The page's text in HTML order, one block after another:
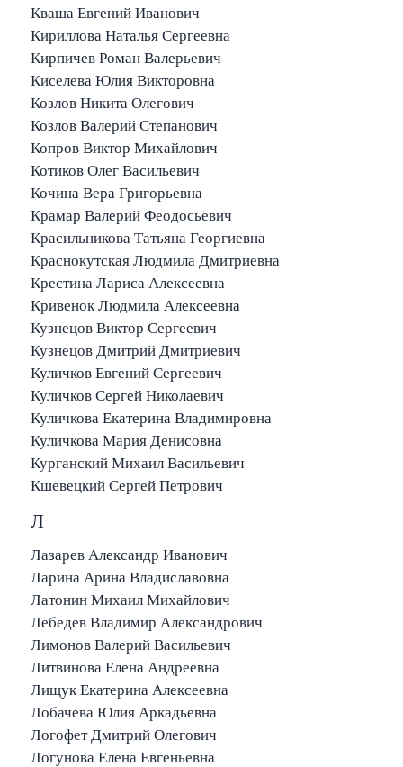
Кваша Евгений Иванович
Кириллова Наталья Сергеевна
Кирпичев Роман Валерьевич
Киселева Юлия Викторовна
Козлов Никита Олегович
Козлов Валерий Степанович
Копров Виктор Михайлович
Котиков Олег Васильевич
Кочина Вера Григорьевна
Крамар Валерий Феодосьевич
Красильникова Татьяна Георгиевна
Краснокутская Людмила Дмитриевна
Крестина Лариса Алексеевна
Кривенок Людмила Алексеевна
Кузнецов Виктор Сергеевич
Кузнецов Дмитрий Дмитриевич
Куличков Евгений Сергеевич
Куличков Сергей Николаевич
Куличкова Екатерина Владимировна
Куличкова Мария Денисовна
Курганский Михаил Васильевич
Кшевецкий Сергей Петрович
Л
Лазарев Александр Иванович
Ларина Арина Владиславовна
Латонин Михаил Михайлович
Лебедев Владимир Александрович
Лимонов Валерий Васильевич
Литвинова Елена Андреевна
Лищук Екатерина Алексеевна
Лобачева Юлия Аркадьевна
Логофет Дмитрий Олегович
Логунова Елена Евгеньевна